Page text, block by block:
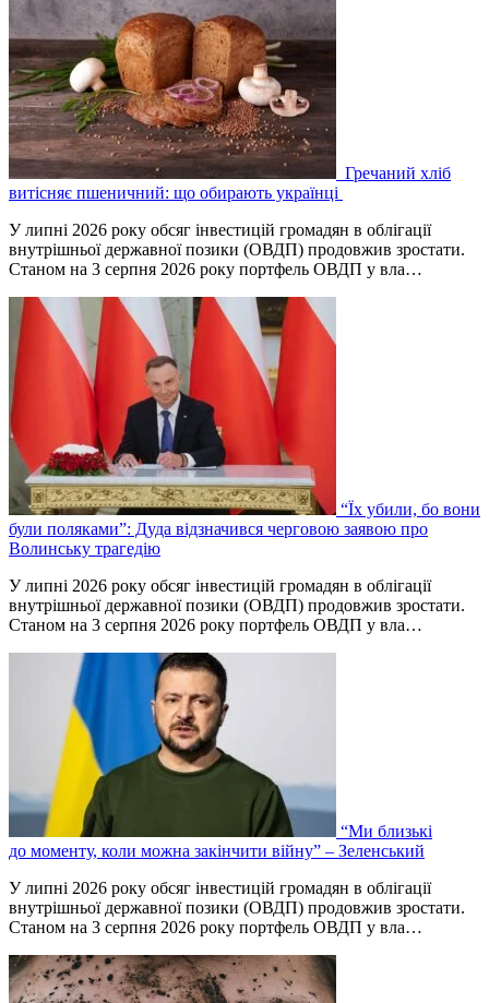
Гречаний хліб
витісняє пшеничний: що обирають українці
У липні 2026 року обсяг інвестицій громадян в облігації
внутрішньої державної позики (ОВДП) продовжив зростати.
Станом на 3 серпня 2026 року портфель ОВДП у вла…
“Їх убили, бо вони
були поляками”: Дуда відзначився черговою заявою про
Волинську трагедію
У липні 2026 року обсяг інвестицій громадян в облігації
внутрішньої державної позики (ОВДП) продовжив зростати.
Станом на 3 серпня 2026 року портфель ОВДП у вла…
“Ми близькі
до моменту, коли можна закінчити війну” – Зеленський
У липні 2026 року обсяг інвестицій громадян в облігації
внутрішньої державної позики (ОВДП) продовжив зростати.
Станом на 3 серпня 2026 року портфель ОВДП у вла…